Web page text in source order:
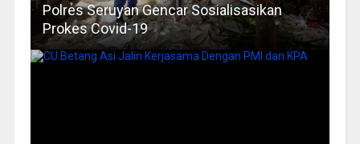
Polres Seruyan Gencar Sosialisasikan
Prokes Covid-19